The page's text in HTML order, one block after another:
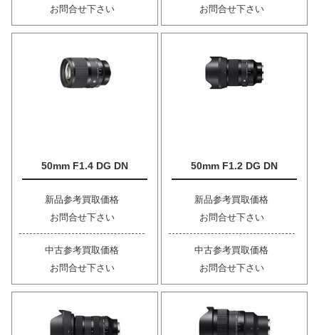
お問合せ下さい
お問合せ下さい
50mm F1.4 DG DN
新品参考買取価格
お問合せ下さい
中古参考買取価格
お問合せ下さい
50mm F1.2 DG DN
新品参考買取価格
お問合せ下さい
中古参考買取価格
お問合せ下さい